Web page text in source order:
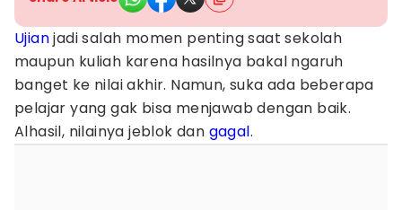
Ujianjadi salah momen penting saat sekolah
maupun kuliah karena hasilnya bakal ngaruh
banget ke nilai akhir. Namun, suka ada beberapa
pelajar yang gak bisa menjawab dengan baik.
Alhasil, nilainya jeblok dan gagal.